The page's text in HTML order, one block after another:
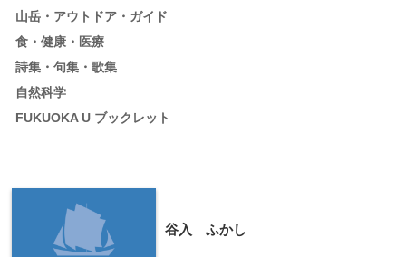
山岳・アウトドア・ガイド
食・健康・医療
詩集・句集・歌集
自然科学
FUKUOKA U ブックレット
谷入 ふかし